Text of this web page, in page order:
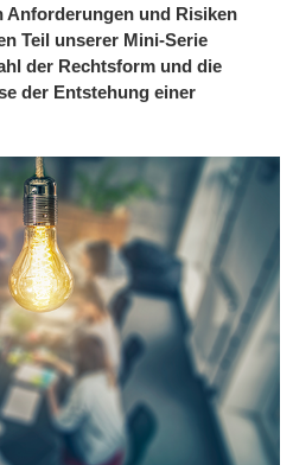
Anforderungen und Risiken
Teil unserer Mini-Serie
der Rechtsform und die
der Entstehung einer